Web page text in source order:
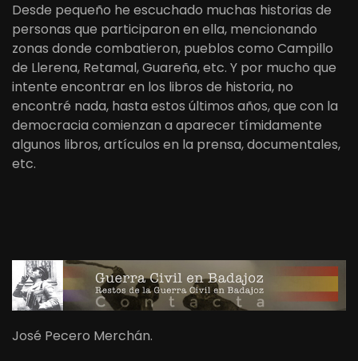
Desde pequeño he escuchado muchas historias de
personas que participaron en ella, mencionando
zonas donde combatieron, pueblos como Campillo
de Llerena, Retamal, Guareña, etc. Y por mucho que
intente encontrar en los libros de historia, no
encontré nada, hasta estos últimos años, que con la
democracia comienzan a aparecer tímidamente
algunos libros, artículos en la prensa, documentales,
etc.
José Pecero Merchán.